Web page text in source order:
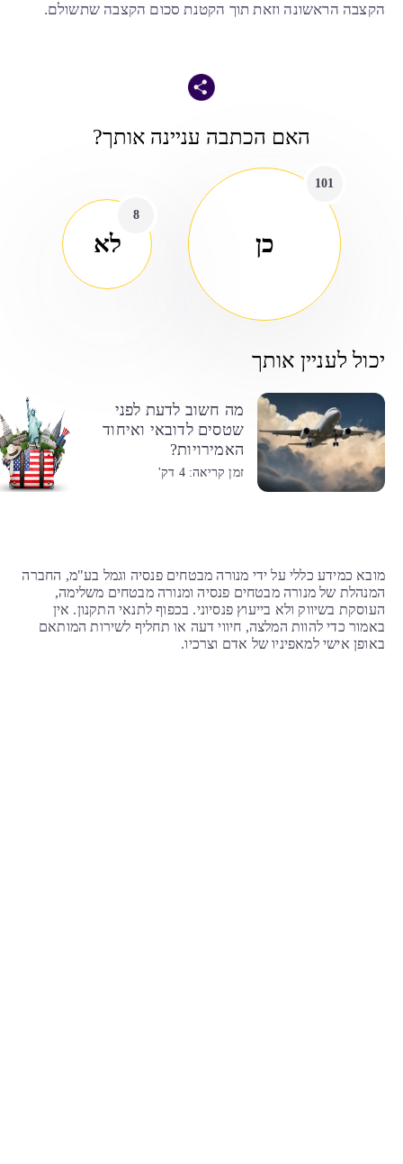
הקצבה הראשונה וזאת תוך הקטנת סכום הקצבה שתשולם.
האם הכתבה עניינה אותך?
כן
101
לא
8
יכול לעניין אותך
מה חשוב לדעת לפני
שטסים לדובאי ואיחוד
האמירויות?
זמן קריאה: 4 דק'
מובא כמידע כללי על ידי מנורה מבטחים פנסיה וגמל בע"מ, החברה
המנהלת של מנורה מבטחים פנסיה ומנורה מבטחים משלימה,
העוסקת בשיווק ולא בייעוץ פנסיוני. בכפוף לתנאי התקנון. אין
באמור כדי להוות המלצה, חיווי דעה או תחליף לשירות המותאם
באופן אישי למאפיניו של אדם וצרכיו.